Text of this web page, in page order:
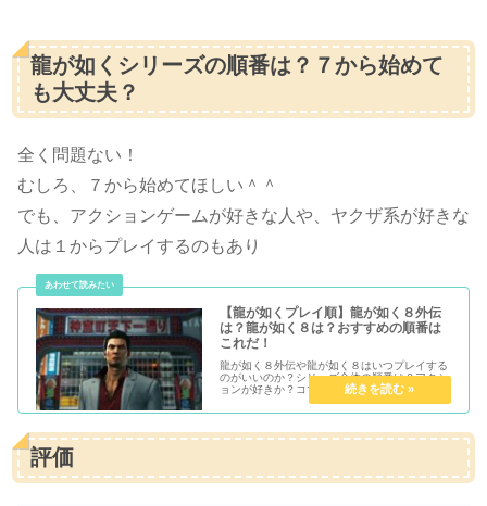
龍が如くシリーズの順番は？７から始めて
も大丈夫？
全く問題ない！
むしろ、７から始めてほしい＾＾
でも、アクションゲームが好きな人や、ヤクザ系が好きな
人は１からプレイするのもあり
【龍が如くプレイ順】龍が如く８外伝
は？龍が如く８は？おすすめの順番は
これだ！
龍が如く８外伝や龍が如く８はいつプレイする
のがいいのか？シリーズ全体の順番は？アクシ
ョンが好きか？コマンドが好きか？どんなスト
ーリーが好きか？それによって、龍が如くシリ
ーズのプレイ順が異なる！あなたがより楽しめ
評価